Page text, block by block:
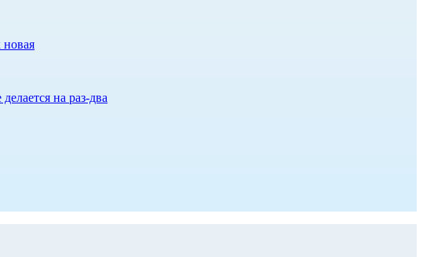
новая
на раз-два